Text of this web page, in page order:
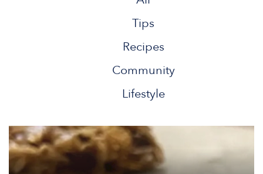
Tips
Recipes
Community
Lifestyle